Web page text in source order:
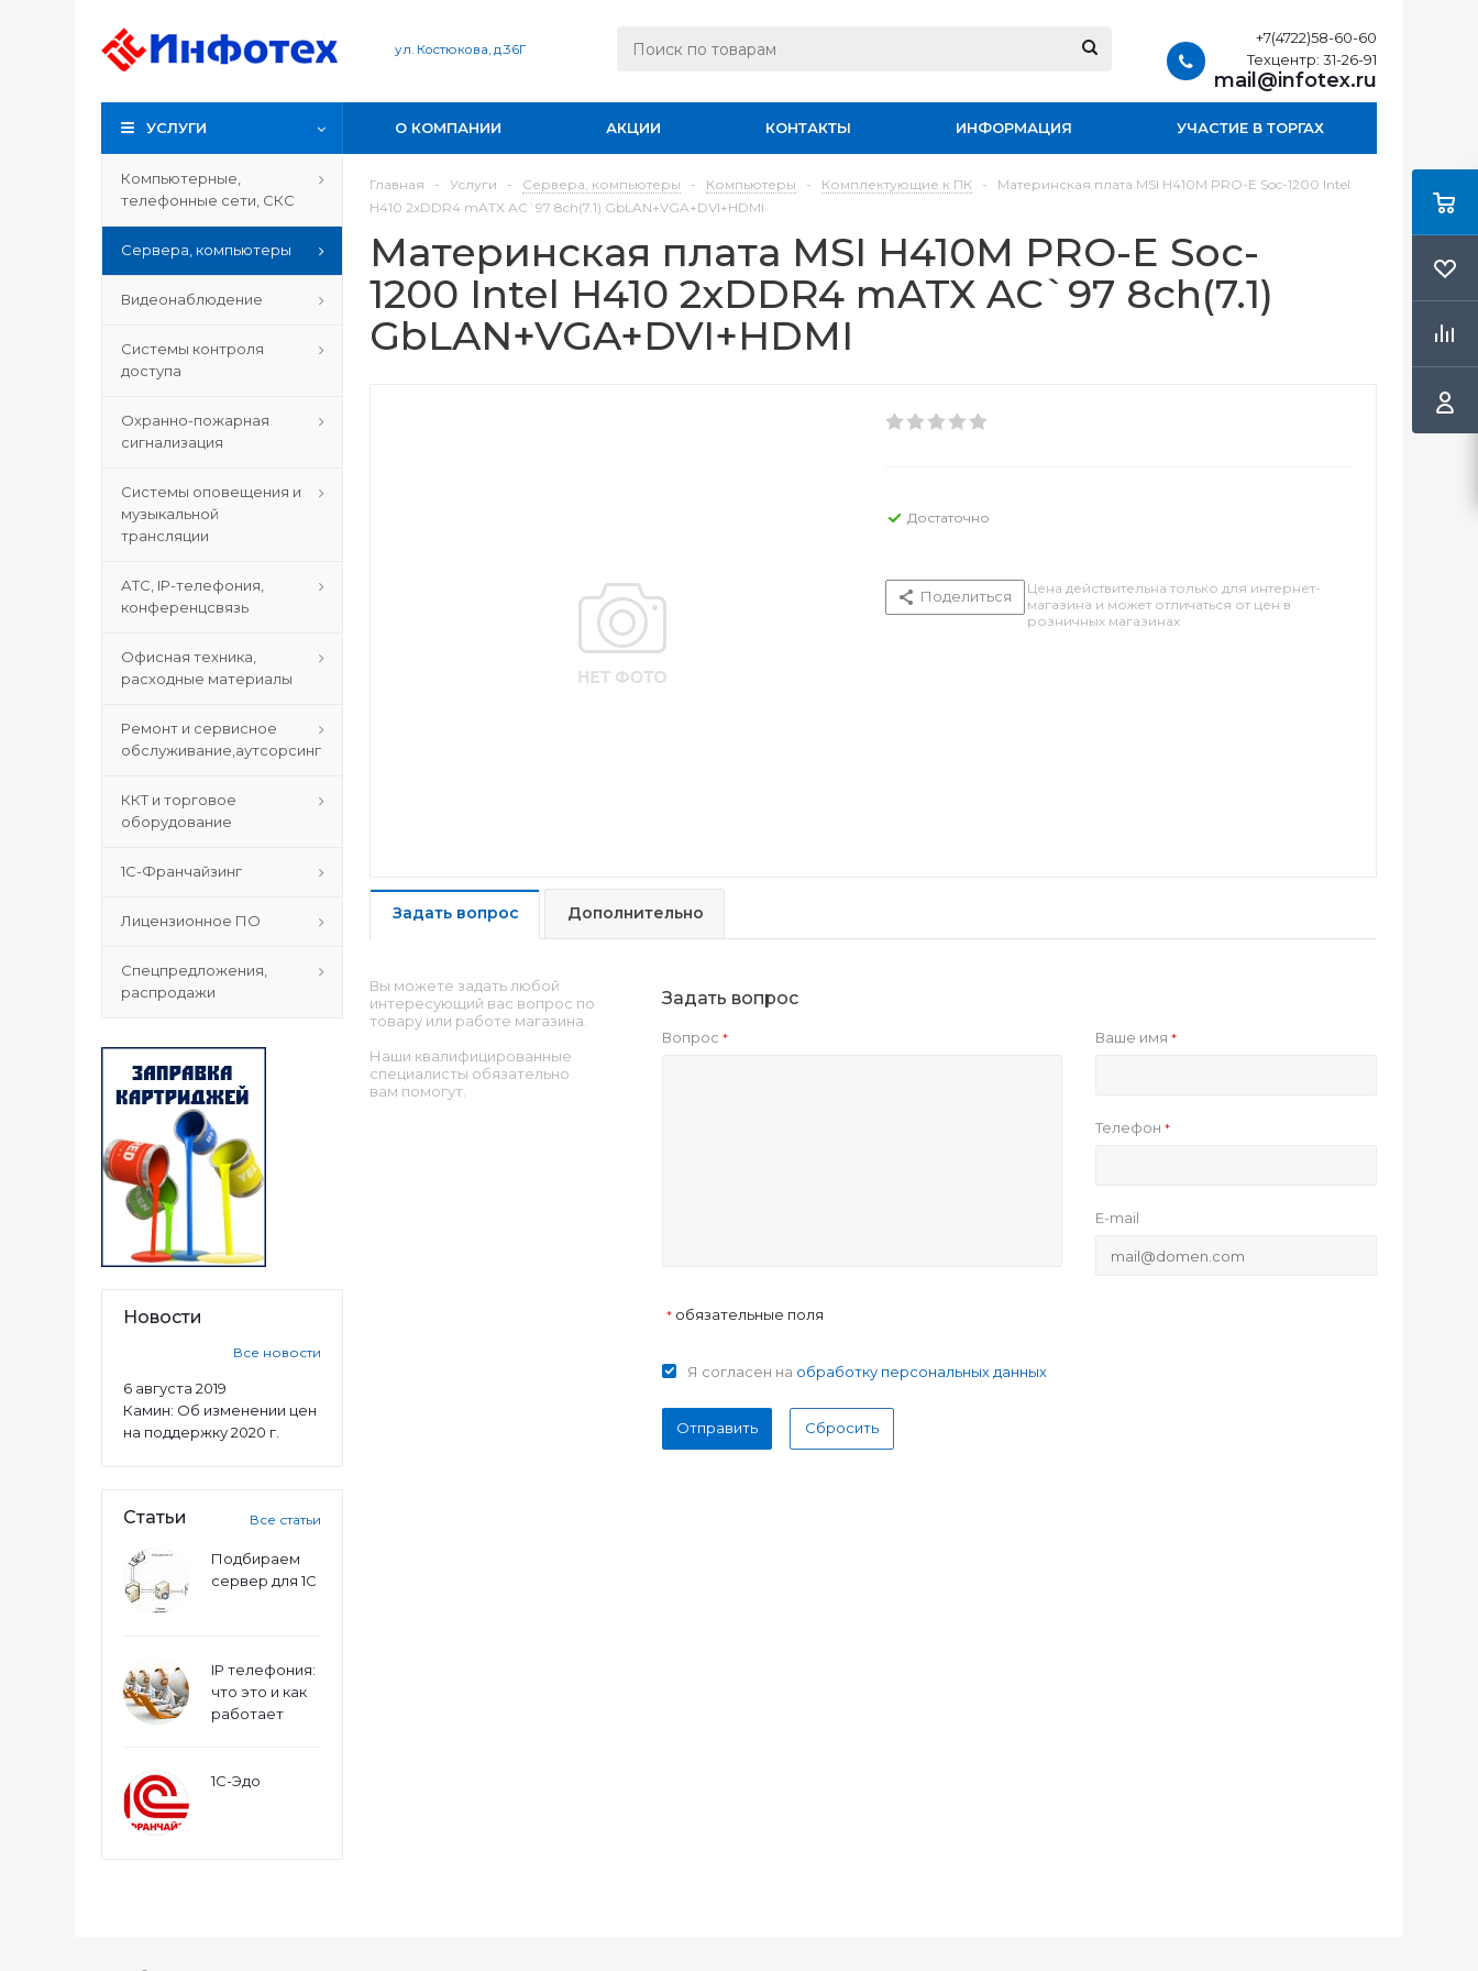
ул. Костюкова, д.36Г
+7(4722)58-60-60
Техцентр: 31-26-91
mail@infotex.ru
УСЛУГИ О КОМПАНИИ АКЦИИ КОНТАКТЫ ИНФОРМАЦИЯ УЧАСТИЕ В ТОРГАХ
Компьютерные,
телефонные сети, СКС
Сервера, компьютеры
Видеонаблюдение
Системы контроля
доступа
Охранно-пожарная
сигнализация
Системы оповещения и
музыкальной
трансляции
АТС, IP-телефония,
конференцсвязь
Офисная техника,
расходные материалы
Ремонт и сервисное
обслуживание,аутсорсинг
ККТ и торговое
оборудование
1С-Франчайзинг
Лицензионное ПО
Спецпредложения,
распродажи
Новости
Все новости
6 августа 2019
Камин: Об изменении цен
на поддержку 2020 г.
Статьи Все статьи
Подбираем
сервер для 1С
IP телефония:
что это и как
работает
1С-Эдо
Главная - Услуги - Сервера, компьютеры - Компьютеры - Комплектующие к ПК -
Материнская плата MSI H410M PRO-E Soc-1200 Intel
H410 2xDDR4 mATX AC`97 8ch(7.1) GbLAN+VGA+DVI+HDMI
Материнская плата MSI H410M PRO-E Soc-
1200 Intel H410 2xDDR4 mATX AC`97 8ch(7.1)
GbLAN+VGA+DVI+HDMI
Достаточно
Поделиться
Цена действительна только для интернет-
магазина и может отличаться от цен в
розничных магазинах
Задать вопрос Дополнительно
Вы можете задать любой
интересующий вас вопрос по
товару или работе магазина.
Наши квалифицированные
специалисты обязательно
вам помогут.
Задать вопрос
Вопрос * Ваше имя *
Телефон *
E-mail
*обязательные поля
Я согласен на обработку персональных данных
Отправить Сбросить